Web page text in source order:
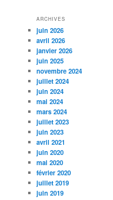
ARCHIVES
juin 2026
avril 2026
janvier 2026
juin 2025
novembre 2024
juillet 2024
juin 2024
mai 2024
mars 2024
juillet 2023
juin 2023
avril 2021
juin 2020
mai 2020
février 2020
juillet 2019
juin 2019